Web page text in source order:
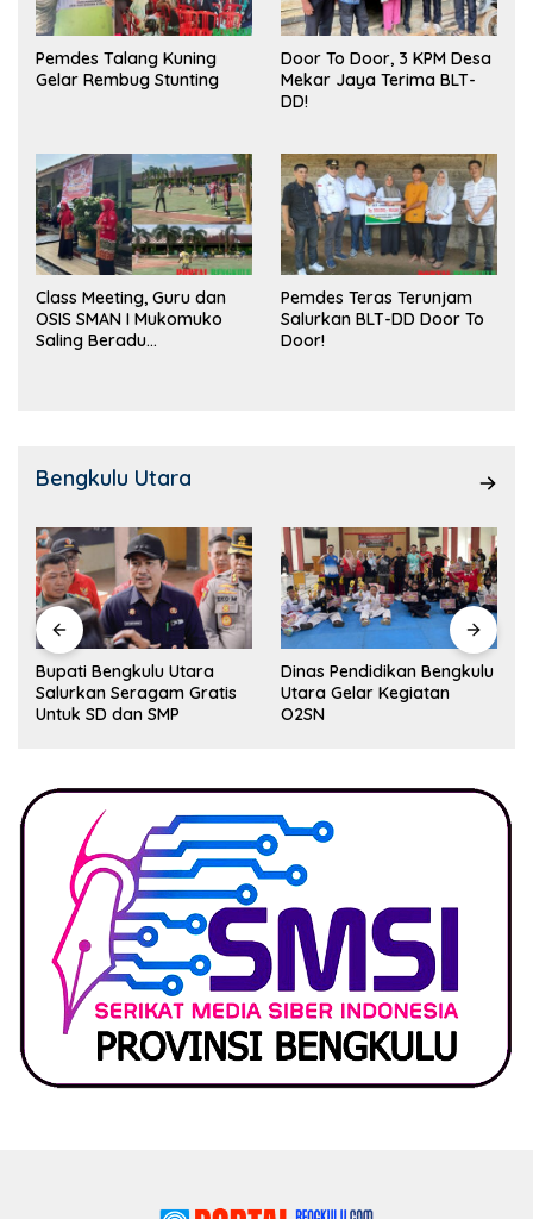
Pemdes Talang Kuning
Gelar Rembug Stunting
Door To Door, 3 KPM Desa
Mekar Jaya Terima BLT-
DD!
Class Meeting, Guru dan
OSIS SMAN I Mukomuko
Saling Beradu
Pemdes Teras Terunjam
Salurkan BLT-DD Door To
Door!
Bengkulu Utara
Dinas Pendidikan Bengkulu
Utara Gelar Kegiatan
O2SN
Salah Satu Unsur
Forkopimda BU Diduga
Kuat Kuasai Lahan Milik